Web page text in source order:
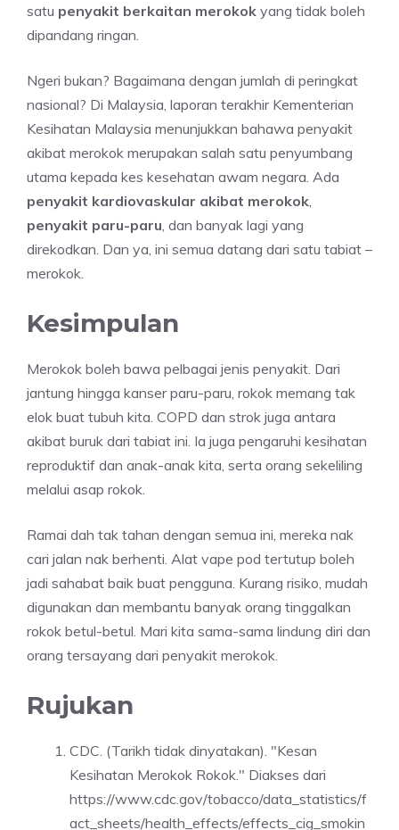
satu penyakit berkaitan merokok yang tidak boleh
dipandang ringan.
Ngeri bukan? Bagaimana dengan jumlah di peringkat
nasional? Di Malaysia, laporan terakhir Kementerian
Kesihatan Malaysia menunjukkan bahawa penyakit
akibat merokok merupakan salah satu penyumbang
utama kepada kes kesehatan awam negara. Ada
penyakit kardiovaskular akibat merokok
penyakit paru-paru , dan banyak lagi yang
direkodkan. Dan ya, ini semua datang dari satu tabiat –
merokok.
Kesimpulan
Merokok boleh bawa pelbagai jenis penyakit. Dari
jantung hingga kanser paru-paru, rokok memang tak
elok buat tubuh kita. COPD dan strok juga antara
akibat buruk dari tabiat ini. Ia juga pengaruhi kesihatan
reproduktif dan anak-anak kita, serta orang sekeliling
melalui asap rokok.
Ramai dah tak tahan dengan semua ini, mereka nak
cari jalan nak berhenti. Alat vape pod tertutup boleh
jadi sahabat baik buat pengguna. Kurang risiko, mudah
digunakan dan membantu banyak orang tinggalkan
rokok betul-betul. Mari kita sama-sama lindung diri dan
orang tersayang dari penyakit merokok.
Rujukan
CDC. (Tarikh tidak dinyatakan). "Kesan
Kesihatan Merokok Rokok." Diakses dari
https://www.cdc.gov/tobacco/data_statistics/f
act_sheets/health_effects/effects_cig_smokin